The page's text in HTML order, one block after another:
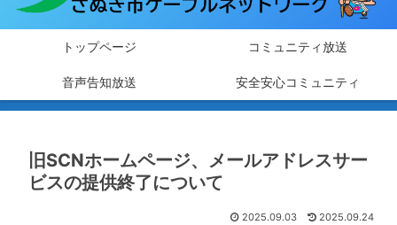
トップページ コミュニティ放送
音声告知放送 安全安心コミュニティ
旧SCNホームページ、メールアドレスサー
ビスの提供終了について
2025.09.03 2025.09.24